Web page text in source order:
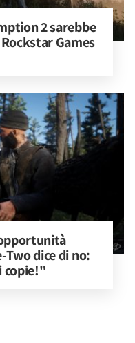
2 sarebbe
Games
Two dice di no:
copie!"